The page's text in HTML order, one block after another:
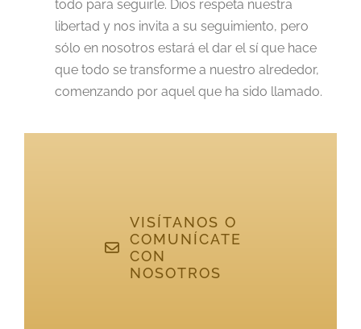
todo para seguirle. Dios respeta nuestra
libertad y nos invita a su seguimiento, pero
sólo en nosotros estará el dar el sí que hace
que todo se transforme a nuestro alrededor,
comenzando por aquel que ha sido llamado.
VISÍTANOS O
COMUNÍCATE
CON
NOSOTROS